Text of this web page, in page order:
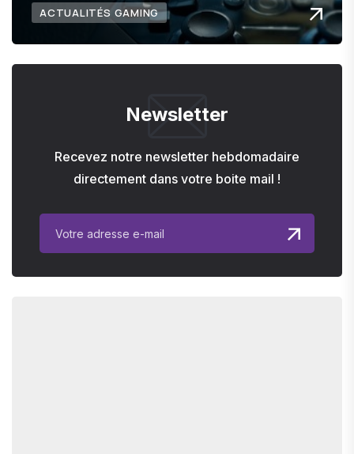
ACTUALITÉS GAMING
Newsletter
Recevez notre newsletter hebdomadaire
directement dans votre boite mail !